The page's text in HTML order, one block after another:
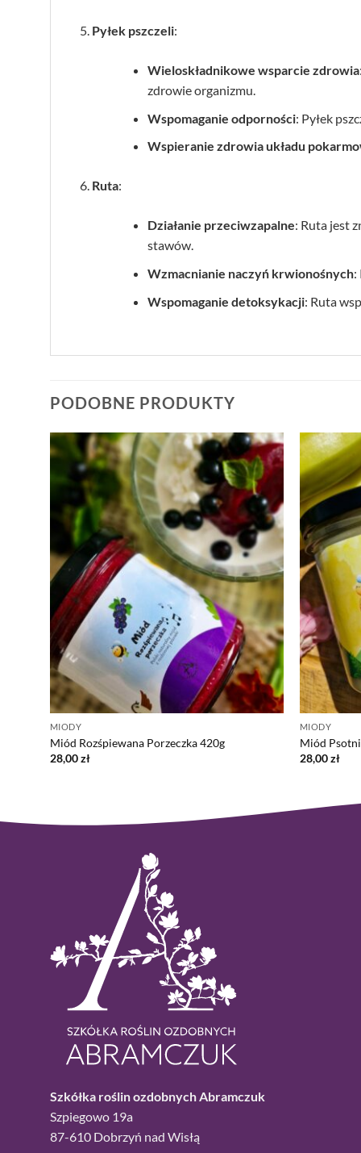
Pyłek pszczeli:
Wieloskładnikowe wsparcie zdrowia
zdrowie organizmu.
Wspomaganie odporności: Pyłek
Wspieranie zdrowia układu
Ruta:
Działanie przeciwzapalne: Ruta jest
stawów.
Wzmacnianie naczyń krwionośnych:
Wspomaganie detoksykacji: Ruta
PODOBNE PRODUKTY
MIODY
Miód Rozśpiewana Porzeczka 420g
28,00zł
MIODY
Miód
28,00zł
Szkółka roślin ozdobnych Abramczuk
Szpiegowo 19a
87-610 Dobrzyń nad Wisłą